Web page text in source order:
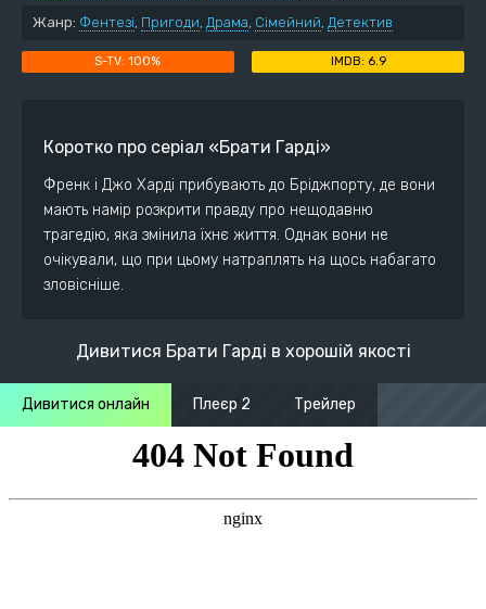
Жанр: Фентезі, Пригоди, Драма, Сімейний, Детектив
100% 6.9
Коротко про серіал «Брати Гарді»
Френк і Джо Харді прибувають до Бріджпорту, де вони
мають намір розкрити правду про нещодавню
трагедію, яка змінила їхнє життя. Однак вони не
очікували, що при цьому натраплять на щось набагато
зловісніше.
Дивитися Брати Гарді в хорошій якості
Дивитися онлайн Плеєр 2 Трейлер